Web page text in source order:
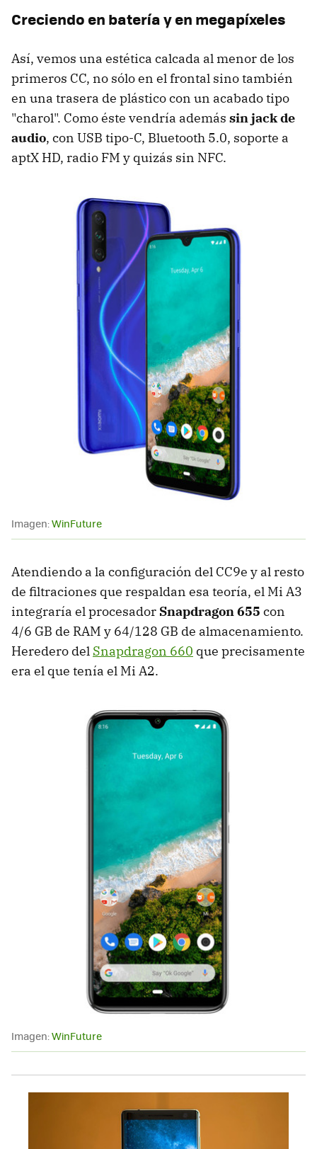
Creciendo en batería y en megapíxeles
Así, vemos una estética calcada al menor de los
primeros CC, no sólo en el frontal sino también
en una trasera de plástico con un acabado tipo
"charol". Como éste vendría además sin jack de
audio, con USB tipo-C, Bluetooth 5.0, soporte a
aptX HD, radio FM y quizás sin NFC.
Imagen:WinFuture
Atendiendo a la configuración del CC9e y al resto
de filtraciones que respaldan esa teoría, el Mi A3
integraría el procesador Snapdragon 655 con
4/6 GB de RAM y 64/128 GB de almacenamiento.
Heredero del Snapdragon 660 que precisamente
era el que tenía el Mi A2.
Imagen:WinFuture